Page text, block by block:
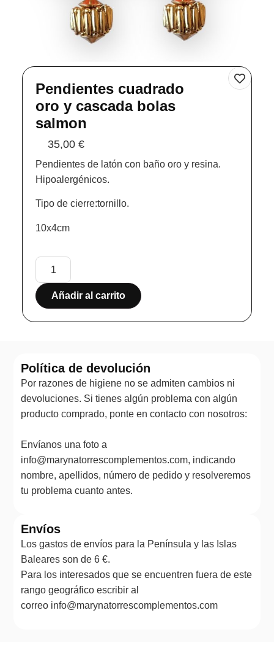
Pendientes cuadrado
oro y cascada bolas
salmon
35,00€
Pendientes de latón con baño oro y resina.
Hipoalergénicos.
Tipo de cierre:tornillo.
10x4cm
Añadir al carrito
Política de devolución
Por razones de higiene no se admiten cambios ni
devoluciones. Si tienes algún problema con algún
producto comprado, ponte en contacto con nosotros:
Envíanos una foto a
info@marynatorrescomplementos.com, indicando
nombre, apellidos, número de pedido y resolveremos
tu problema cuanto antes.
Envíos
Los gastos de envíos para la Península y las Islas
Baleares son de 6 €.
Para los interesados que se encuentren fuera de este
rango geográfico escribir al
correo info@marynatorrescomplementos.com